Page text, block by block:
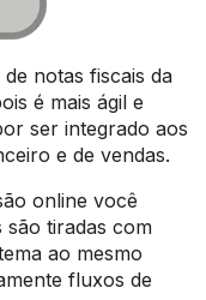
notas fiscais da
é mais ágil e
ser integrado aos
e de vendas.
online você
são tiradas com
ao mesmo
fluxos de